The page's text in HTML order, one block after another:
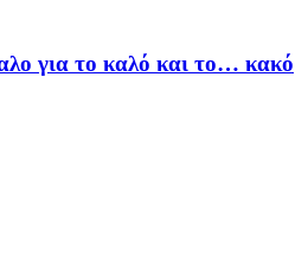
για το καλό και το… κακό